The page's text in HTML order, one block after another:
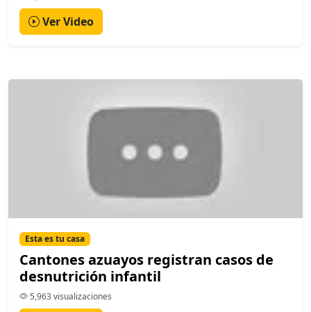
Ver Video
Esta es tu casa
Cantones azuayos registran casos de
desnutrición infantil
5,963 visualizaciones